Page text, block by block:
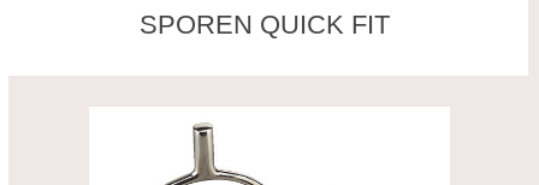
SPOREN QUICK FIT